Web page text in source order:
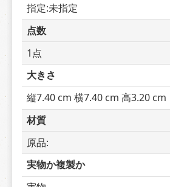
指定:未指定
点数
1点
大きさ
縦7.40 cm 横7.40 cm 高3.20 cm
材質
原品:
実物か複製か